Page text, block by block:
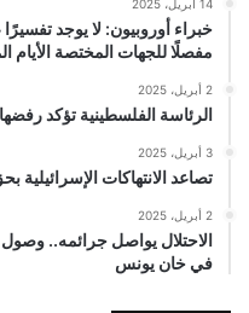
14 أبريل، 2025
خبراء أوروبيون: لا يوجد
مفصلًا للجهات المختصة الأيام
2 أبريل، 2025
الرئاسة الفلسطينية تؤكد
3 أبريل، 2025
تصاعد الانتهاكات الإسرائيلية
2 أبريل، 2025
في خان يونس